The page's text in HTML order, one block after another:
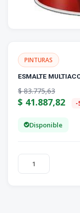
PINTURAS
ESMALTE
$83.775,63
$ 41.887,82 -
Disponible